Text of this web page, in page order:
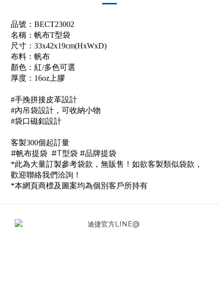
品號： BECT23002
名稱： 帆布T型袋
尺寸：33x42x19cm(HxWxD)
布料：帆布
顏色： 紅/多色可選
厚度： 16oz上膠
#手挽拼接皮革設計
#內吊袋設計，可收納小物
#袋口磁釦設計
客製300個起訂量
#帆布提袋 #T型袋 #品牌提袋
*此為大量訂製參考袋款，無販售！如欲客製類似袋款，
歡迎聯絡我們洽詢！
*本網頁商標及圖案均為個別客戶所持有